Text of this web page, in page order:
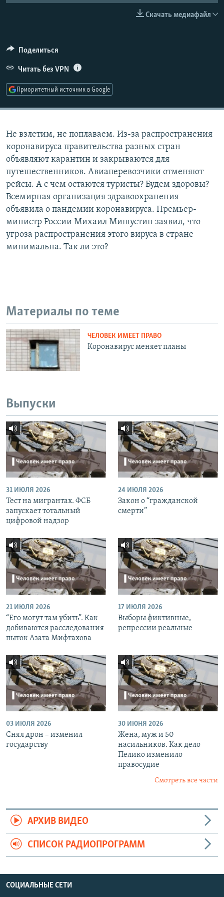
СОЦИАЛЬНЫЕ СЕТИ
Скачать медиафайл
Поделиться
Читать без VPN
Приоритетный источник в Google
Не взлетим, не поплаваем. Из-за распространения
коронавируса правительства разных стран
объявляют карантин и закрываются для
путешественников. Авиаперевозчики отменяют
рейсы. А с чем остаются туристы? Будем здоровы?
Всемирная организация здравоохранения
объявила о пандемии коронавируса. Премьер-
министр России Михаил Мишустин заявил, что
угроза распространения этого вируса в стране
минимальна. Так ли это?
Материалы по теме
ЧЕЛОВЕК ИМЕЕТ ПРАВО
Коронавирус меняет планы
Выпуски
31 ИЮЛЯ 2026
Тест на мигрантах. ФСБ
запускает тотальный
цифровой надзор
24 ИЮЛЯ 2026
Закон о “гражданской
смерти”
21 ИЮЛЯ 2026
“Его могут там убить”. Как
добиваются расследования
пыток Азата Мифтахова
17 ИЮЛЯ 2026
Выборы фиктивные,
репрессии реальные
03 ИЮЛЯ 2026
Снял дрон – изменил
государству
30 ИЮНЯ 2026
Жена, муж и 50
насильников. Как дело
Пелико изменило
правосудие
Смотреть все части
АРХИВ ВИДЕО
СПИСОК РАДИОПРОГРАММ
СОЦИАЛЬНЫЕ СЕТИ